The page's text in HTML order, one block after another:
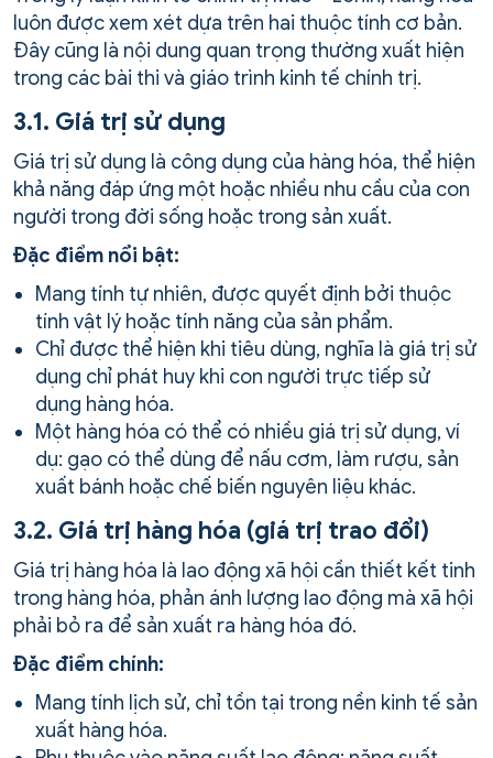
luôn được xem xét dựa trên hai thuộc tính cơ bản.
Đây cũng là nội dung quan trọng thường xuất hiện
trong các bài thi và giáo trình kinh tế chính trị.
3.1. Giá trị sử dụng
Giá trị sử dụng là công dụng của hàng hóa, thể hiện
khả năng đáp ứng một hoặc nhiều nhu cầu của con
người trong đời sống hoặc trong sản xuất.
Đặc điểm nổi bật:
Mang tính tự nhiên, được quyết định bởi thuộc
tính vật lý hoặc tính năng của sản phẩm.
Chỉ được thể hiện khi tiêu dùng, nghĩa là giá trị sử
dụng chỉ phát huy khi con người trực tiếp sử
dụng hàng hóa.
Một hàng hóa có thể có nhiều giá trị sử dụng, ví
dụ: gạo có thể dùng để nấu cơm, làm rượu, sản
xuất bánh hoặc chế biến nguyên liệu khác.
3.2. Giá trị hàng hóa (giá trị trao đổi)
Giá trị hàng hóa là lao động xã hội cần thiết kết tinh
trong hàng hóa, phản ánh lượng lao động mà xã hội
phải bỏ ra để sản xuất ra hàng hóa đó.
Đặc điểm chính:
Mang tính lịch sử, chỉ tồn tại trong nền kinh tế sản
xuất hàng hóa.